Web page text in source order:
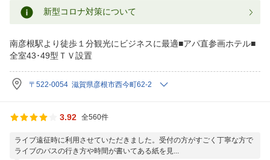
新型コロナ対策について
南彦根駅より徒歩１分観光にビジネスに最適■アパ直参画ホテル■
全室43･49型ＴＶ設置
〒522-0054 滋賀県彦根市西今町62-2
3.92 全560件
ライブ遠征時に利用させていただきました。受付の方がすごく丁寧な方で
ライブのバスの行き方や時間が書いてある紙を見...